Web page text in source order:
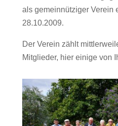
als gemeinnütziger Verein
28.10.2009.
Der Verein zählt
Mitglieder, hier einige von